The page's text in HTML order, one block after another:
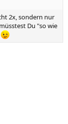
2x, sondern nur
Du "so wie